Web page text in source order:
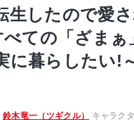
生したので愛
ての「ざまぁ
に暮らしたい!
鈴木竜一（ツギクル） キャラク